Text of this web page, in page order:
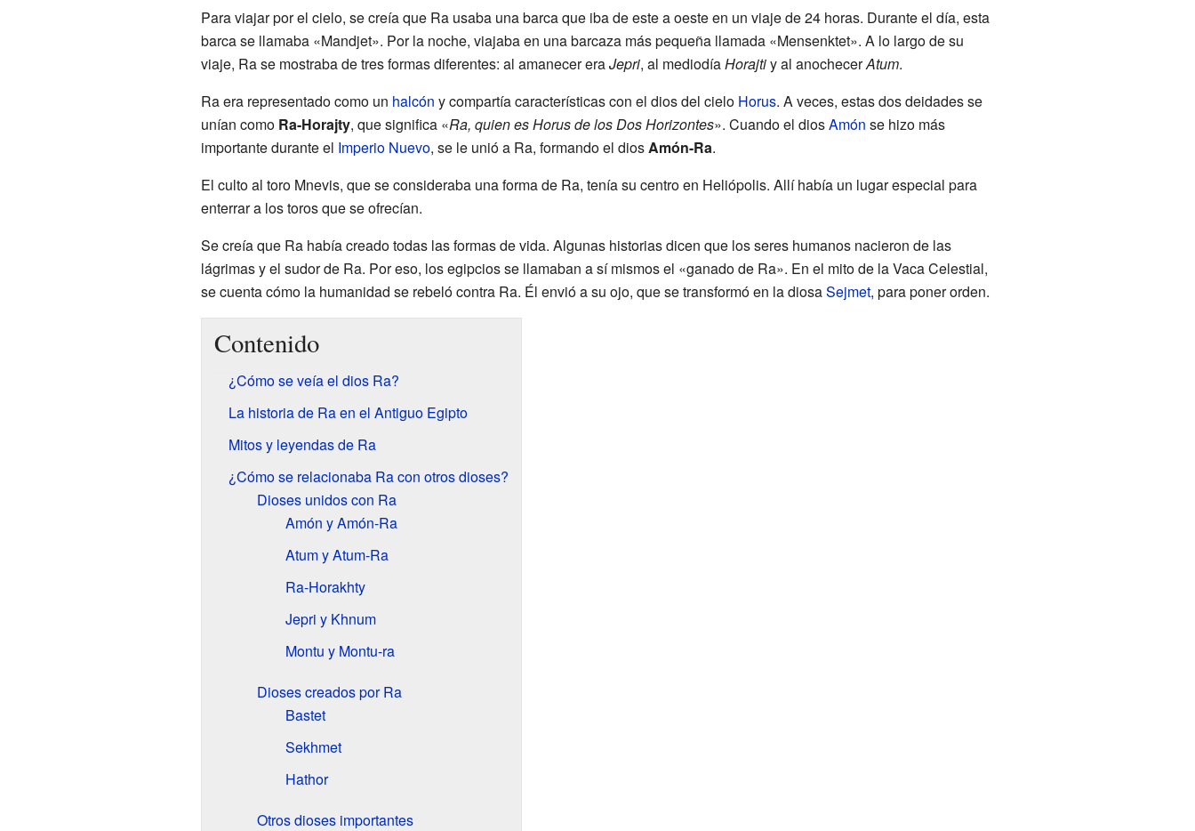
Para viajar por el cielo, se creía que Ra usaba una barca que iba de este a oeste en un viaje de 24 horas. Durante el día, esta
barca se llamaba «Mandjet». Por la noche, viajaba en una barcaza más pequeña llamada «Mensenktet». A lo largo de su
viaje, Ra se mostraba de tres formas diferentes: al amanecer eraJepri, al mediodíaHorajtiy al anochecerAtum.
Ra era representado como un halcón y compartía características con el dios del cielo Horus. A veces, estas dos deidades se
unían como Ra-Horajty, que significa «Ra, quien es Horus de los Dos Horizontes». Cuando el diosAmón se hizo más
importante durante el Imperio Nuevo, se le unió a Ra, formando el dios Amón-Ra.
El culto al toro Mnevis, que se consideraba una forma de Ra, tenía su centro en Heliópolis. Allí había un lugar especial para
enterrar a los toros que se ofrecían.
Se creía que Ra había creado todas las formas de vida. Algunas historias dicen que los seres humanos nacieron de las
lágrimas y el sudor de Ra. Por eso, los egipcios se llamaban a sí mismos el «ganado de Ra». En el mito de la Vaca Celestial,
se cuenta cómo la humanidad se rebeló contra Ra. Él envió a su ojo, que se transformó en la diosaSejmet, para poner orden.
Contenido
¿Cómo se veía el dios Ra?
La historia de Ra en el Antiguo Egipto
Mitos y leyendas de Ra
¿Cómo se relacionaba Ra con otros dioses?
Dioses unidos con Ra
Amón y Amón-Ra
Atum y Atum-Ra
Ra-Horakhty
Jepri y Khnum
Montu y Montu-ra
Dioses creados por Ra
Bastet
Sekhmet
Hathor
Otros dioses importantes